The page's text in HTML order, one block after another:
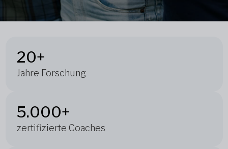
20+
Jahre Forschung
5.000+
zertifizierte Coaches